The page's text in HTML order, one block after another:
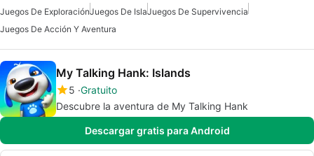
Juegos De ExploraciónJuegos De IslaJuegos De Supervivencia
Juegos De Acción Y Aventura
My Talking Hank: Islands
5 Gratuito
Descubre la aventura de My Talking Hank
Descargar gratis para Android